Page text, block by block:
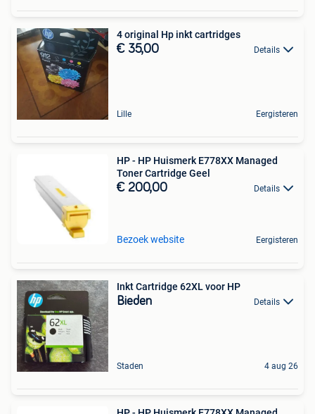
4 original Hp inkt cartridges
€ 35,00 Details
Lille Eergisteren
HP - HP Huismerk E778XX Managed
Toner Cartridge Geel
€ 200,00 Details
Bezoek website Eergisteren
Inkt Cartridge 62XL voor HP
Bieden Details
Staden 4 aug 26